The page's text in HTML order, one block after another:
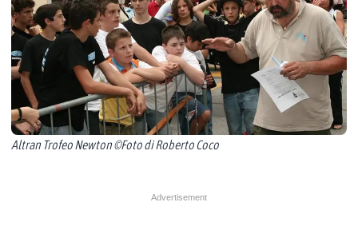
Altran Trofeo Newton ©Foto di Roberto Coco